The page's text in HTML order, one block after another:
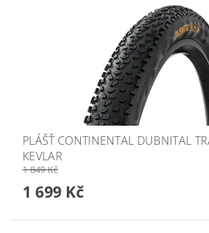
PLÁŠŤ CONTINENTAL DUBNITAL
KEVLAR
1 849 Kč
1 699 Kč